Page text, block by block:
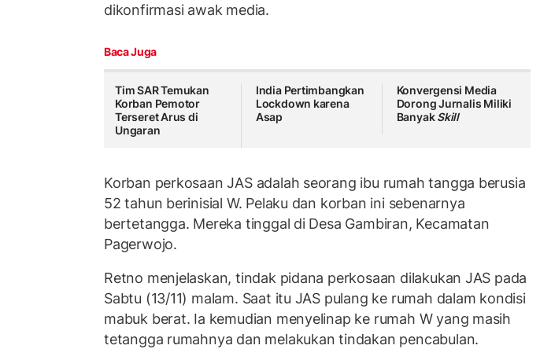
dikonfirmasi awak media.
Baca Juga
Tim SAR Temukan
Korban Pemotor
Terseret Arus di
Ungaran
India Pertimbangkan
Lockdown karena
Asap
Konvergensi Media
Dorong Jurnalis Miliki
BanyakSkill
Korban perkosaan JAS adalah seorang ibu rumah tangga berusia
52 tahun berinisial W. Pelaku dan korban ini sebenarnya
bertetangga. Mereka tinggal di Desa Gambiran, Kecamatan
Pagerwojo.
Retno menjelaskan, tindak pidana perkosaan dilakukan JAS pada
Sabtu (13/11) malam. Saat itu JAS pulang ke rumah dalam kondisi
mabuk berat. Ia kemudian menyelinap ke rumah W yang masih
tetangga rumahnya dan melakukan tindakan pencabulan.